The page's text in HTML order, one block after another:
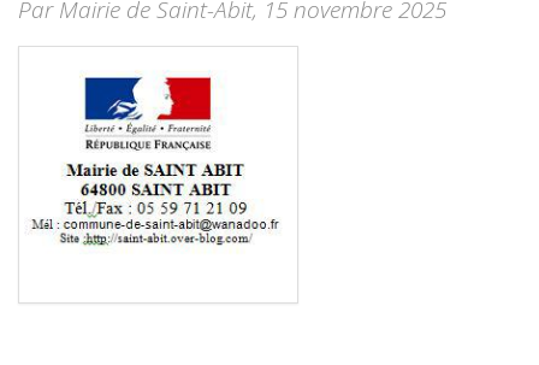
Par Mairie de Saint-Abit, 15 novembre 2025